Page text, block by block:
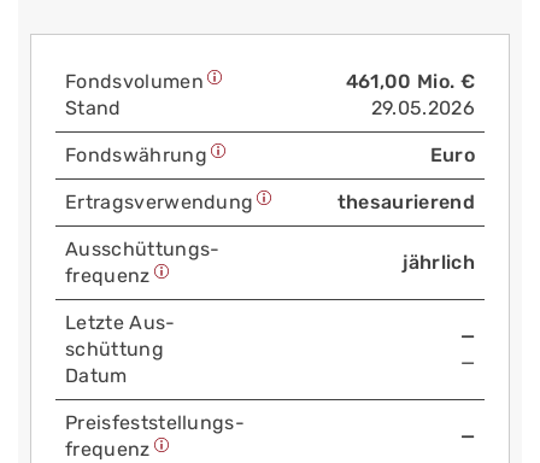
Fonds­volumen
Stand
461,00 Mio. €
29.05.2026
Fonds­währung Euro
Ertrags­verwendung thesaurierend
Aus­schüttungs­
frequenz
jährlich
Letzte Aus­
schüttung
Datum
—
—
Preis­fest­stellungs­
frequenz
—